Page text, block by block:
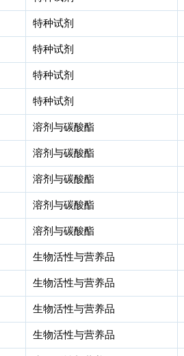
特种试剂
特种试剂
特种试剂
特种试剂
溶剂与碳酸酯
溶剂与碳酸酯
溶剂与碳酸酯
溶剂与碳酸酯
溶剂与碳酸酯
生物活性与营养品
生物活性与营养品
生物活性与营养品
生物活性与营养品